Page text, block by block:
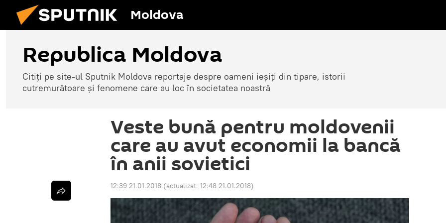
Moldova
Republica Moldova
Citiți pe site-ul Sputnik Moldova reportaje despre oameni ieșiți din tipare, istorii
cutremurătoare și fenomene care au loc în societatea noastră
Veste bună pentru moldovenii
care au avut economii la bancă
în anii sovietici
12:39 21.01.2018 (actualizat: 12:48 21.01.2018)